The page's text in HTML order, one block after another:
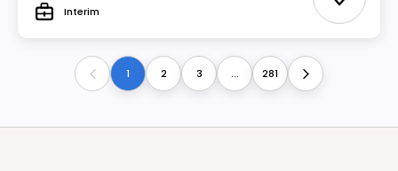
TypeInterim Ajouter
Previous1 2 3 ... 281 Next